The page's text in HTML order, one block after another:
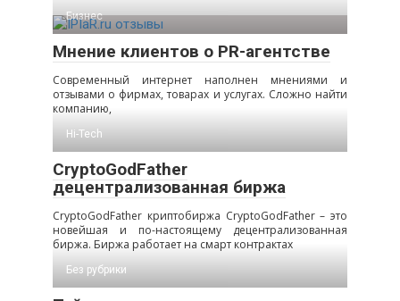
Бизнес
Мнение клиентов о PR-агентстве
Современный интернет наполнен мнениями и
отзывами о фирмах, товарах и услугах. Сложно найти
компанию,
Hi-Tech
CryptoGodFather
децентрализованная биржа
CryptoGodFather криптобиржа CryptoGodFather – это
новейшая и по-настоящему децентрализованная
биржа. Биржа работает на смарт контрактах
Без рубрики